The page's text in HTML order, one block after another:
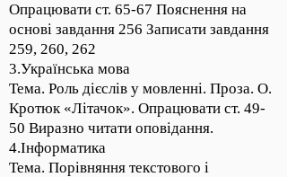
Опрацювати ст. 65-67 Пояснення на
основі завдання 256 Записати завдання
259, 260, 262
3.Українська мова
Тема. Роль дієслів у мовленні. Проза. О.
Кротюк «Літачок». Опрацювати ст. 49-
50 Виразно читати оповідання.
4.Інформатика
Тема. Порівняння текстового і